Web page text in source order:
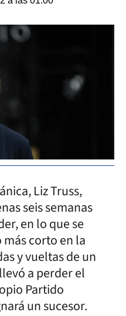
Liz Truss,
seis semanas
en lo que se
corto en la
y vueltas de un
a perder el
Partido
un sucesor.